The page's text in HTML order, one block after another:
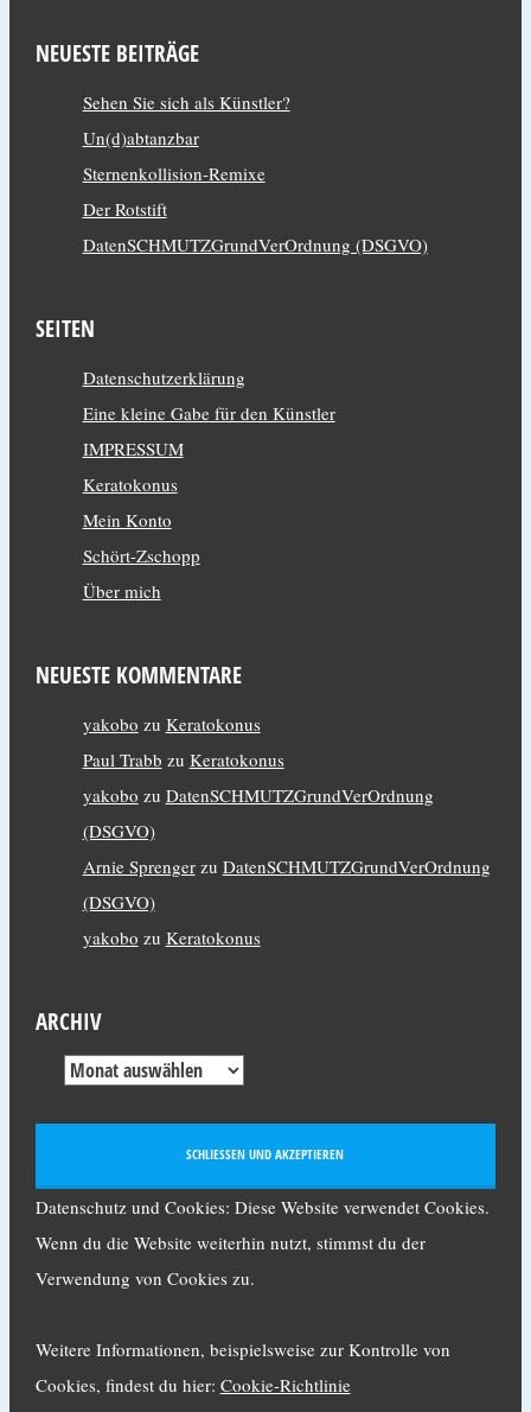
NEUESTE BEITRÄGE
Sehen Sie sich als Künstler?
Un(d)abtanzbar
Sternenkollision-Remixe
Der Rotstift
DatenSCHMUTZGrundVerOrdnung (DSGVO)
SEITEN
Datenschutzerklärung
Eine kleine Gabe für den Künstler
IMPRESSUM
Keratokonus
Mein Konto
Schört-Zschopp
Über mich
NEUESTE KOMMENTARE
yakobo zu Keratokonus
Paul Trabb zu Keratokonus
yakobo zu DatenSCHMUTZGrundVerOrdnung
(DSGVO)
Arnie Sprengerzu DatenSCHMUTZGrundVerOrdnung
(DSGVO)
yakobo zu Keratokonus
ARCHIV
Datenschutz und Cookies: Diese Website verwendet Cookies.
Wenn du die Website weiterhin nutzt, stimmst du der
Verwendung von Cookies zu.
Weitere Informationen, beispielsweise zur Kontrolle von
Cookies, findest du hier: Cookie-Richtlinie